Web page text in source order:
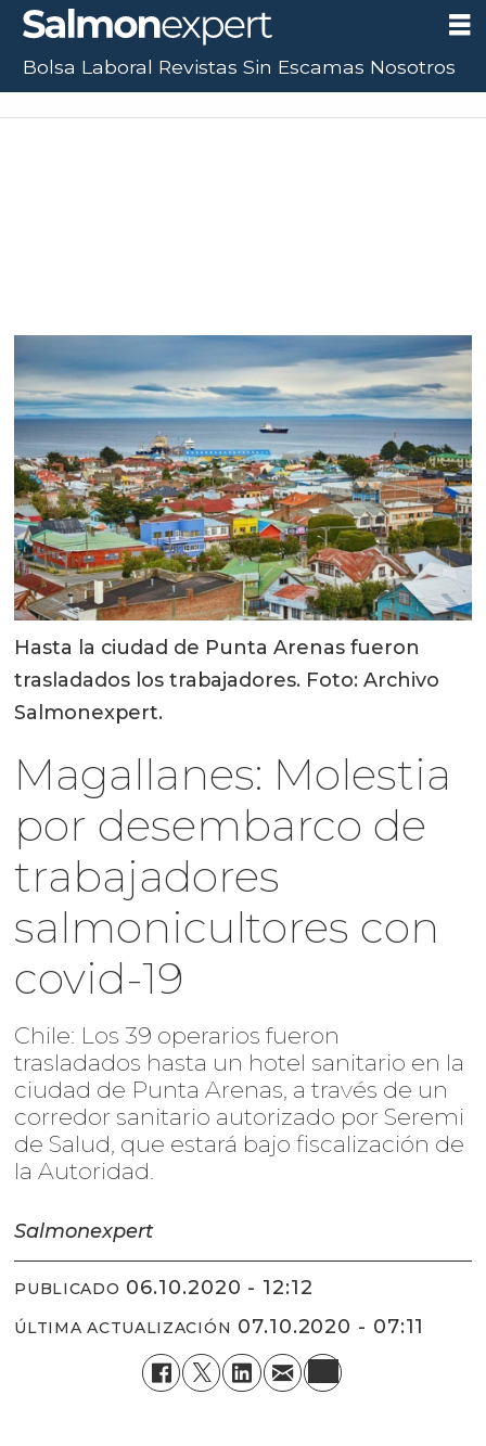
Hasta la ciudad de Punta Arenas fueron
trasladados los trabajadores. Foto: Archivo
Salmonexpert.
Magallanes: Molestia
por desembarco de
trabajadores
salmonicultores con
covid-19
Chile: Los 39 operarios fueron
trasladados hasta un hotel sanitario en la
ciudad de Punta Arenas, a través de un
corredor sanitario autorizado por Seremi
de Salud, que estará bajo fiscalización de
la Autoridad.
Salmonexpert
PUBLICADO 06.10.2020 - 12:12
ÚLTIMA ACTUALIZACIÓN 07.10.2020 - 07:11
Bolsa Laboral Revistas Sin Escamas Nosotros